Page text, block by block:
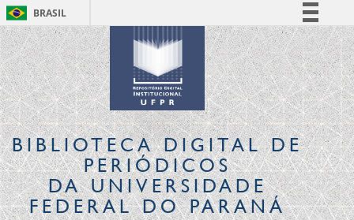
BRASIL
Simplifique!
Comunica BR
Participe
Acesso à informação
Legislação
Canais
BIBLIOTECA DIGITALDE
PERIÓDICOS
DA UNIVERSIDADE
FEDERAL DO PARANÁ